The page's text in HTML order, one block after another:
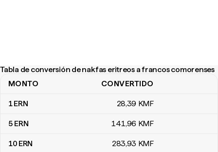
Tabla de conversión de nakfas eritreos a francos comorenses
Tabla de conversión de nakfas eritreos a francos comorenses
MONTO CONVERTIDO
1ERN 28,39 KMF
5 ERN 141,96 KMF
10 ERN 283,93 KMF